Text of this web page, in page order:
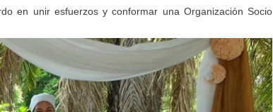
en unir esfuerzos y conformar una Organización Socio